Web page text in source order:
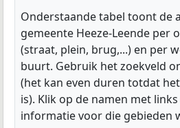
Onderstaande tabel toont de
gemeente Heeze-Leende per
(straat, plein, brug,...) en per
buurt. Gebruik het zoekveld
(het kan even duren totdat
is). Klik op de namen met
informatie voor die gebieden